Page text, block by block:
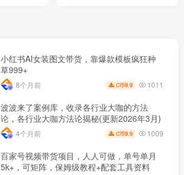
小红书AI女装图文带货，靠爆款模板疯狂种
草999+
8个月前 C币9.9 1011
波波来了案例库，收录各行业大咖的方法
论，各行业大咖方法论揭秘(更新2026年3月)
4个月前 C币9.9 1009
百家号视频带货项目，人人可做，单号单月
5k+，可矩阵，保姆级教程+配套工具资料